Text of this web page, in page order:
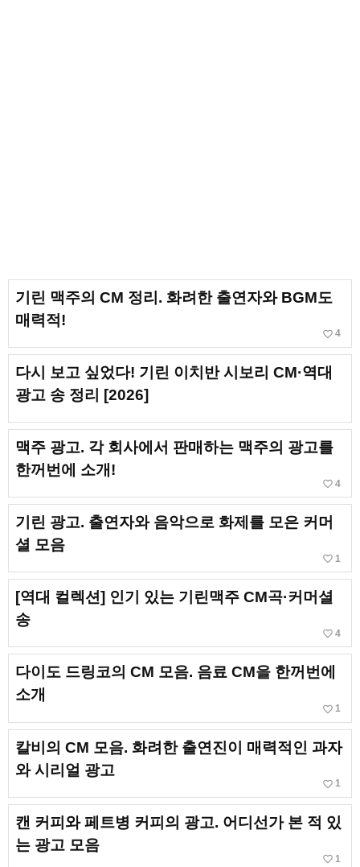
기린 맥주의 CM 정리. 화려한 출연자와 BGM도
매력적!
favorite_border 4
다시 보고 싶었다! 기린 이치반 시보리 CM·역대
광고 송 정리 [2026]
맥주 광고. 각 회사에서 판매하는 맥주의 광고를
한꺼번에 소개!
favorite_border 4
기린 광고. 출연자와 음악으로 화제를 모은 커머
셜 모음
favorite_border 1
[역대 컬렉션] 인기 있는 기린맥주 CM곡·커머셜
송
favorite_border 4
다이도 드링코의 CM 모음. 음료 CM을 한꺼번에
소개
favorite_border 1
칼비의 CM 모음. 화려한 출연진이 매력적인 과자
와 시리얼 광고
favorite_border 1
캔 커피와 페트병 커피의 광고. 어디선가 본 적 있
는 광고 모음
favorite_border 1